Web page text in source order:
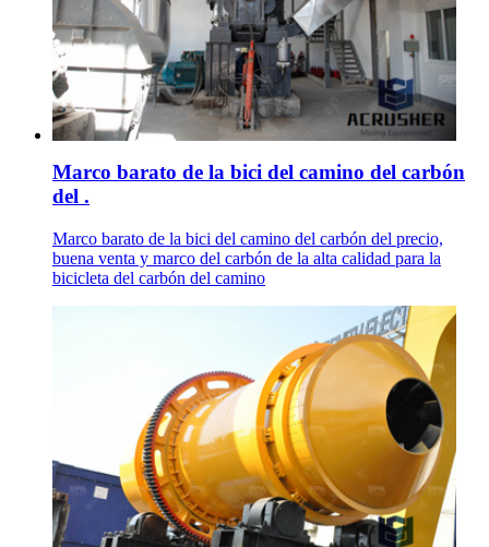
Marco barato de la bici del camino del carbón
del .
Marco barato de la bici del camino del carbón del precio,
buena venta y marco del carbón de la alta calidad para la
bicicleta del carbón del camino